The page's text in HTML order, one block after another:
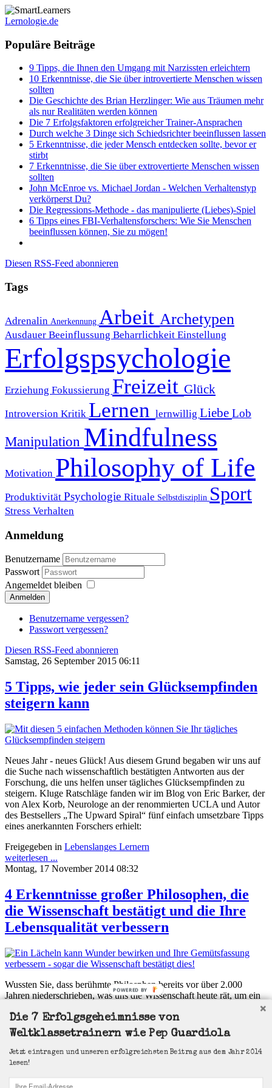
Lernologie.de
Populäre Beiträge
9 Tipps, die Ihnen den Umgang mit Narzissten erleichtern
10 Erkenntnisse, die Sie über introvertierte Menschen wissen
sollten
Die Geschichte des Brian Herzlinger: Wie aus Träumen mehr
als nur Realitäten werden können
Die 7 Erfolgsfaktoren erfolgreicher Trainer-Ansprachen
Durch welche 3 Dinge sich Schiedsrichter beeinflussen lassen
5 Erkenntnisse, die jeder Mensch entdecken sollte, bevor er
stirbt
7 Erkenntnisse, die Sie über extrovertierte Menschen wissen
sollten
John McEnroe vs. Michael Jordan - Welchen Verhaltenstyp
verkörperst Du?
Die Regressions-Methode - das manipulierte (Liebes)-Spiel
6 Tipps eines FBI-Verhaltensforschers: Wie Sie Menschen
beeinflussen können, Sie zu mögen!
Diesen RSS-Feed abonnieren
Tags
Adrenalin Anerkennung Arbeit Archetypen
Ausdauer Beeinflussung Beharrlichkeit Einstellung
Erfolgspsychologie
Erziehung Fokussierung Freizeit Glück
Introversion Kritik Lernen lernwillig Liebe Lob
Manipulation Mindfulness
Motivation Philosophy of Life
Produktivität Psychologie Rituale Selbstdisziplin Sport
Stress Verhalten
Anmeldung
Benutzername
Passwort
Angemeldet bleiben
Anmelden
Benutzername vergessen?
Passwort vergessen?
Diesen RSS-Feed abonnieren
Samstag, 26 September 2015 06:11
5 Tipps, wie jeder sein Glücksempfinden
steigern kann
Neues Jahr - neues Glück! Aus diesem Grund begaben wir uns auf
die Suche nach wissenschaftlich bestätigten Antworten aus der
Forschung, die uns helfen unser tägliches Glücksempfinden zu
steigern. Kluge Ratschläge fanden wir im Blog von Eric Barker, der
von Alex Korb, Neurologe an der renommierten UCLA und Autor
des Bestsellers „The Upward Spiral“ fünf einfach umsetzbare Tipps
eines anerkannten Forschers erhielt:
Freigegeben in Lebenslanges Lernern
weiterlesen ...
Montag, 17 November 2014 08:32
4 Erkenntnisse großer Philosophen, die
die Wissenschaft bestätigt und die Ihre
Lebensqualität verbessern
Wussten Sie, dass berühmte Philosphen bereits vor über 2.000
Jahren niederschrieben, was uns die Wissenschaft heute rät, um ein
glücklicheres Leben zu führen? Vor allem die Philosophen, die sich
der Stoa verschrieen haben, wie Seneca und Marc Aurel, glaubten
durch die Einübung emotionaler Selbstbeherrschung sowie von
Gelassenheit und Seelenruhe den Schlüssel zu einem glücklicheren
Leben in den Händen zu halten.
weiterlesen ...
Die 7 Erfolgsgeheimnisse von
Weltklassetrainern wie Pep Guardiola
Jetzt eintragen und unseren erfolgreichsten Beitrag aus dem Jahr 2014
lesen!
POWERED BY